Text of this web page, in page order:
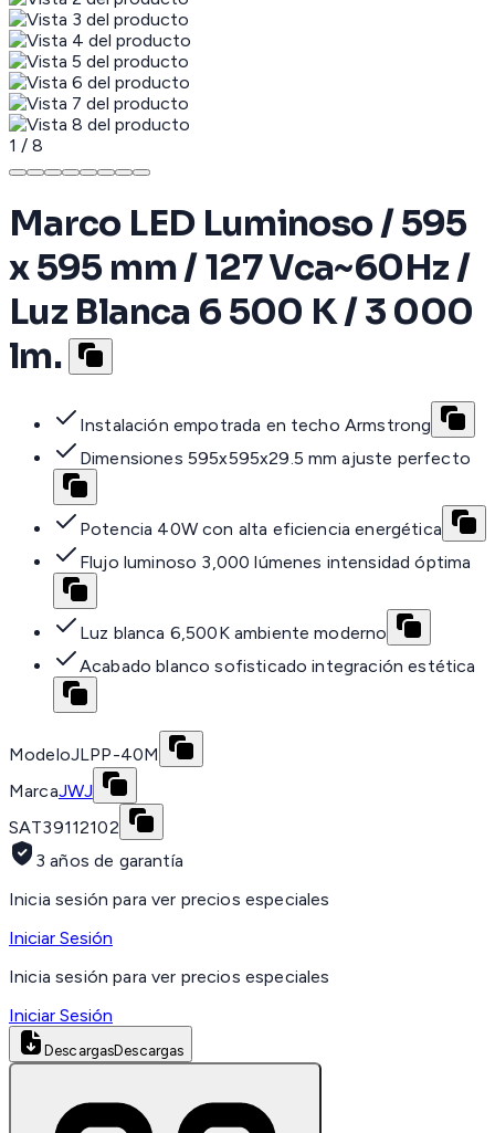
1 / 8
Marco LED Luminoso / 595
x 595 mm / 127 Vca~60Hz /
Luz Blanca 6 500 K / 3 000
lm.
Instalación empotrada en techo Armstrong
Dimensiones 595x595x29.5 mm ajuste perfecto
Potencia 40W con alta eficiencia energética
Flujo luminoso 3,000 lúmenes intensidad óptima
Luz blanca 6,500K ambiente moderno
Acabado blanco sofisticado integración estética
ModeloJLPP-40M
MarcaJWJ
SAT39112102
3 años de garantía
Inicia sesión para ver precios especiales
Iniciar Sesión
Inicia sesión para ver precios especiales
Iniciar Sesión
DescargasDescargas